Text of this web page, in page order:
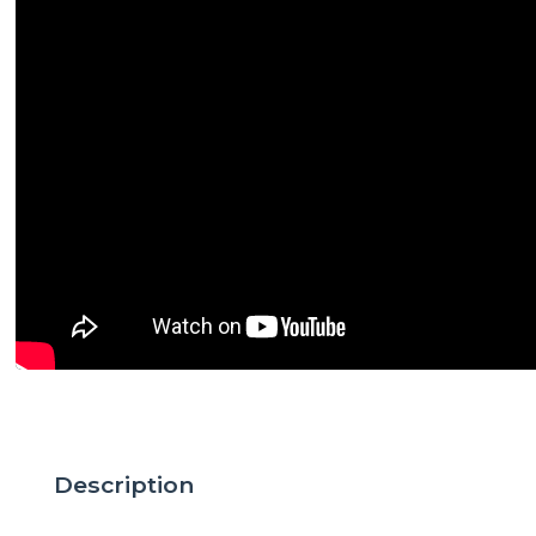
Description